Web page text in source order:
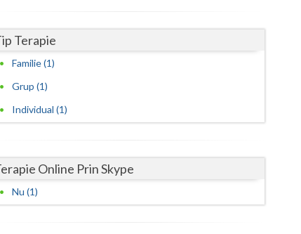
Satu-Mare
Terapie
Familie (1)
Grup (1)
Individual (1)
Online Prin Skype
Nu (1)